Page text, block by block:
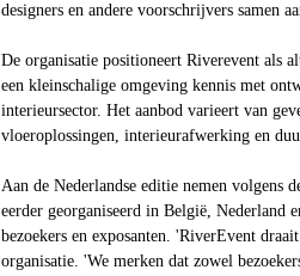
designers en andere voorschrijvers samen
De organisatie positioneert Riverevent als
een kleinschalige omgeving kennis met
interieursector. Het aanbod varieert van
vloeroplossingen, interieurafwerking en
Aan de Nederlandse editie nemen volgens
eerder georganiseerd in België, Nederland
bezoekers en exposanten. 'RiverEvent
organisatie. 'We merken dat zowel